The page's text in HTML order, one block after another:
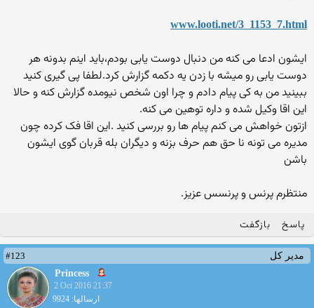
www.looti.net/3_1153_7.html
ایشون ادعا می کنه من دنبال دوست یابی بودم،باید اینم بدونه هر
دوست یابی رو میشه با زدن یه دکمه گزارش کرد.لطفا پی گیری کنید
ببینید من به کی پیام دادم و چرا اون شخص نیومده گزارش کنه و حالا
این اقا وکیل شده و داره توهین می کنه.
ازتون خواهش می کنم پیام ها رو بررسی کنید .این اقا فک کرده چون
مدیره می تونه نا حق هم حرف بزنه و دیگران بله قربان گوی ایشون
باشن
منتظرم پرنس و پرنسس عزیز.
پاسخ بازگفت
مدیر کل
#123
Princess
2 Oct 2016 21:37
ارسالها: 9924